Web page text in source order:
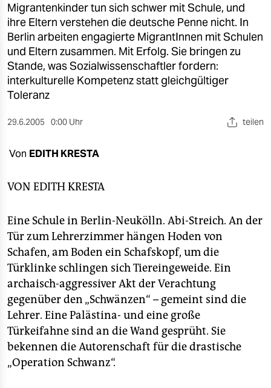
kultur
sport
berlin
nord
wahrheit
veranstaltungen
shop
fragen & hilfe
unterstützen
abo
genossenschaft
epaper login
Migrantenkinder tun sich schwer mit Schule, und
ihre Eltern verstehen die deutsche Penne nicht. In
Berlin arbeiten engagierte MigrantInnen mit Schulen
und Eltern zusammen. Mit Erfolg. Sie bringen zu
Stande, was Sozialwissenschaftler fordern:
interkulturelle Kompetenz statt gleichgültiger
Toleranz
29.6.2005 0:00 Uhr teilen
Von EDITH KRESTA
VON EDITH KRESTA
Eine Schule in Berlin-Neukölln. Abi-Streich. An der
Tür zum Lehrerzimmer hängen Hoden von
Schafen, am Boden ein Schafskopf, um die
Türklinke schlingen sich Tiereingeweide. Ein
archaisch-aggressiver Akt der Verachtung
gegenüber den „Schwänzen“ – gemeint sind die
Lehrer. Eine Palästina- und eine große
Türkeifahne sind an die Wand gesprüht. Sie
bekennen die Autorenschaft für die drastische
„Operation Schwanz“.